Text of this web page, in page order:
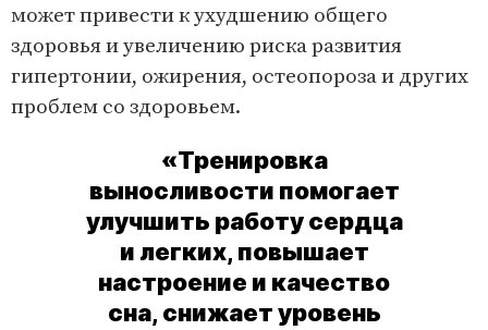
может привести к ухудшению общего
здоровья и увеличению риска развития
гипертонии, ожирения, остеопороза и других
проблем со здоровьем.
«Тренировка
выносливости помогает
улучшить работу сердца
и легких, повышает
настроение и качество
сна, снижает уровень